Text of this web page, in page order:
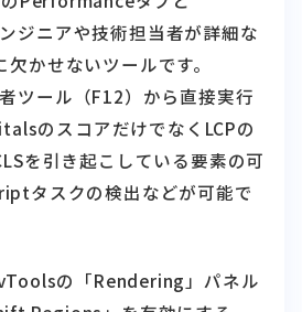
かせないツールです。
ツール（F12）から直接実行
のスコアだけでなくLCPの
を引き起こしている要素の可
タスクの検出などが可能で
の「Rendering」パネル
トが発生している箇所が赤く